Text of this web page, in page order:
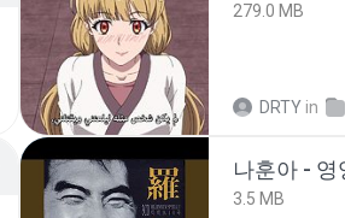
279.0 MB
DRTY in
나훈아 - 영
3.5 MB